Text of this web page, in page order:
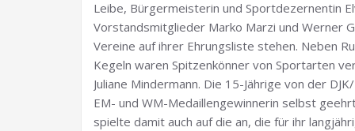
Leibe, Bürgermeisterin und Sportdezernentin
Vorstandsmitglieder Marko Marzi und Werner
Vereine auf ihrer Ehrungsliste stehen. Neben
Kegeln waren Spitzenkönner von Sportarten
Juliane Mindermann. Die 15-Jährige von der
EM- und WM-Medaillengewinnerin selbst
spielte damit auch auf die an, die für ihr